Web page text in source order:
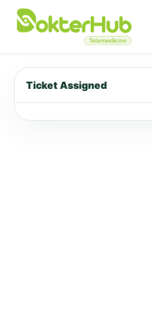
Ticket Assigned